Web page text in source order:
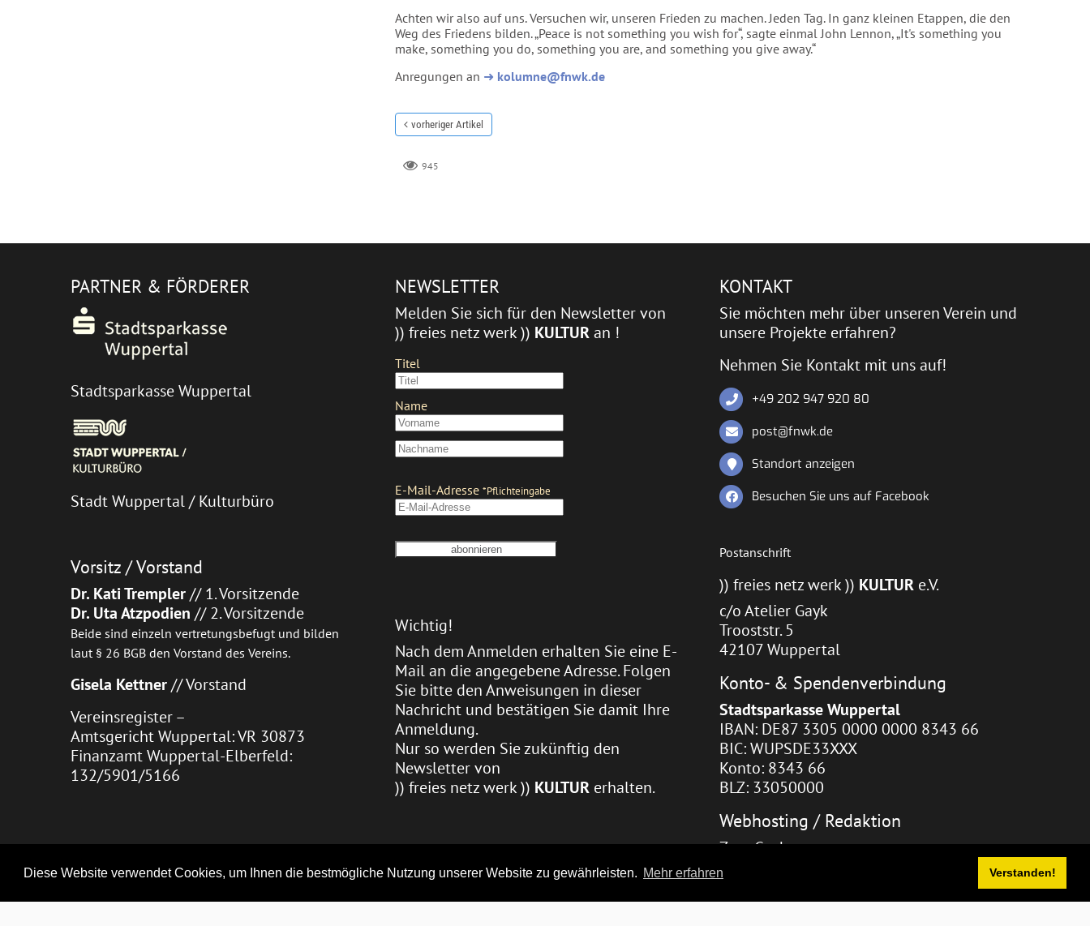
Diese Website verwendet Cookies, um Ihnen die bestmögliche Nutzung unserer Website zu gewährleisten. Mehr erfahren Verstanden!
Achten wir also auf uns. Versuchen wir, unseren Frieden zu machen. Jeden Tag. In ganz kleinen Etappen, die den
Weg des Friedens bilden. „Peace is not something you wish for“, sagte einmal John Lennon, „It's something you
make, something you do, something you are, and something you give away.“
Anregungen an ➜ kolumne@fnwk.de
vorheriger Artikel
945
PARTNER & FÖRDERER
Stadtsparkasse Wuppertal
Stadt Wuppertal / Kulturbüro
Vorsitz / Vorstand
Dr. Kati Trempler// 1. Vorsitzende
Dr. Uta Atzpodien // 2. Vorsitzende
Beide sind einzeln vertretungsbefugt und bilden
laut § 26 BGB den Vorstand des Vereins.
Gisela Kettner// Vorstand
Vereinsregister –
Amtsgericht Wuppertal: VR 30873
Finanzamt Wuppertal-Elberfeld:
132/5901/5166
NEWSLETTER
Melden Sie sich für den Newsletter von
)) freies netz werk )) KULTURan !
Wichtig!
Nach dem Anmelden erhalten Sie eine E-
Mail an die angegebene Adresse. Folgen
Sie bitte den Anweisungen in dieser
Nachricht und bestätigen Sie damit Ihre
Anmeldung.
Nur so werden Sie zukünftig den
Newsletter von
)) freies netz werk )) KULTUR erhalten.
KONTAKT
Sie möchten mehr über unseren Verein und
unsere Projekte erfahren?
Nehmen Sie Kontakt mit uns auf!
+49 202 947 920 80
post@fnwk.de
Standort anzeigen
Besuchen Sie uns auf Facebook
Postanschrift
)) freies netz werk )) KULTUR e.V.
c/o Atelier Gayk
Trooststr. 5
42107 Wuppertal
Konto- & Spendenverbindung
Stadtsparkasse Wuppertal
IBAN: DE87 3305 0000 0000 8343 66
BIC: WUPSDE33XXX
Konto: 8343 66
BLZ: 33050000
Webhosting / Redaktion
Zara Gayk